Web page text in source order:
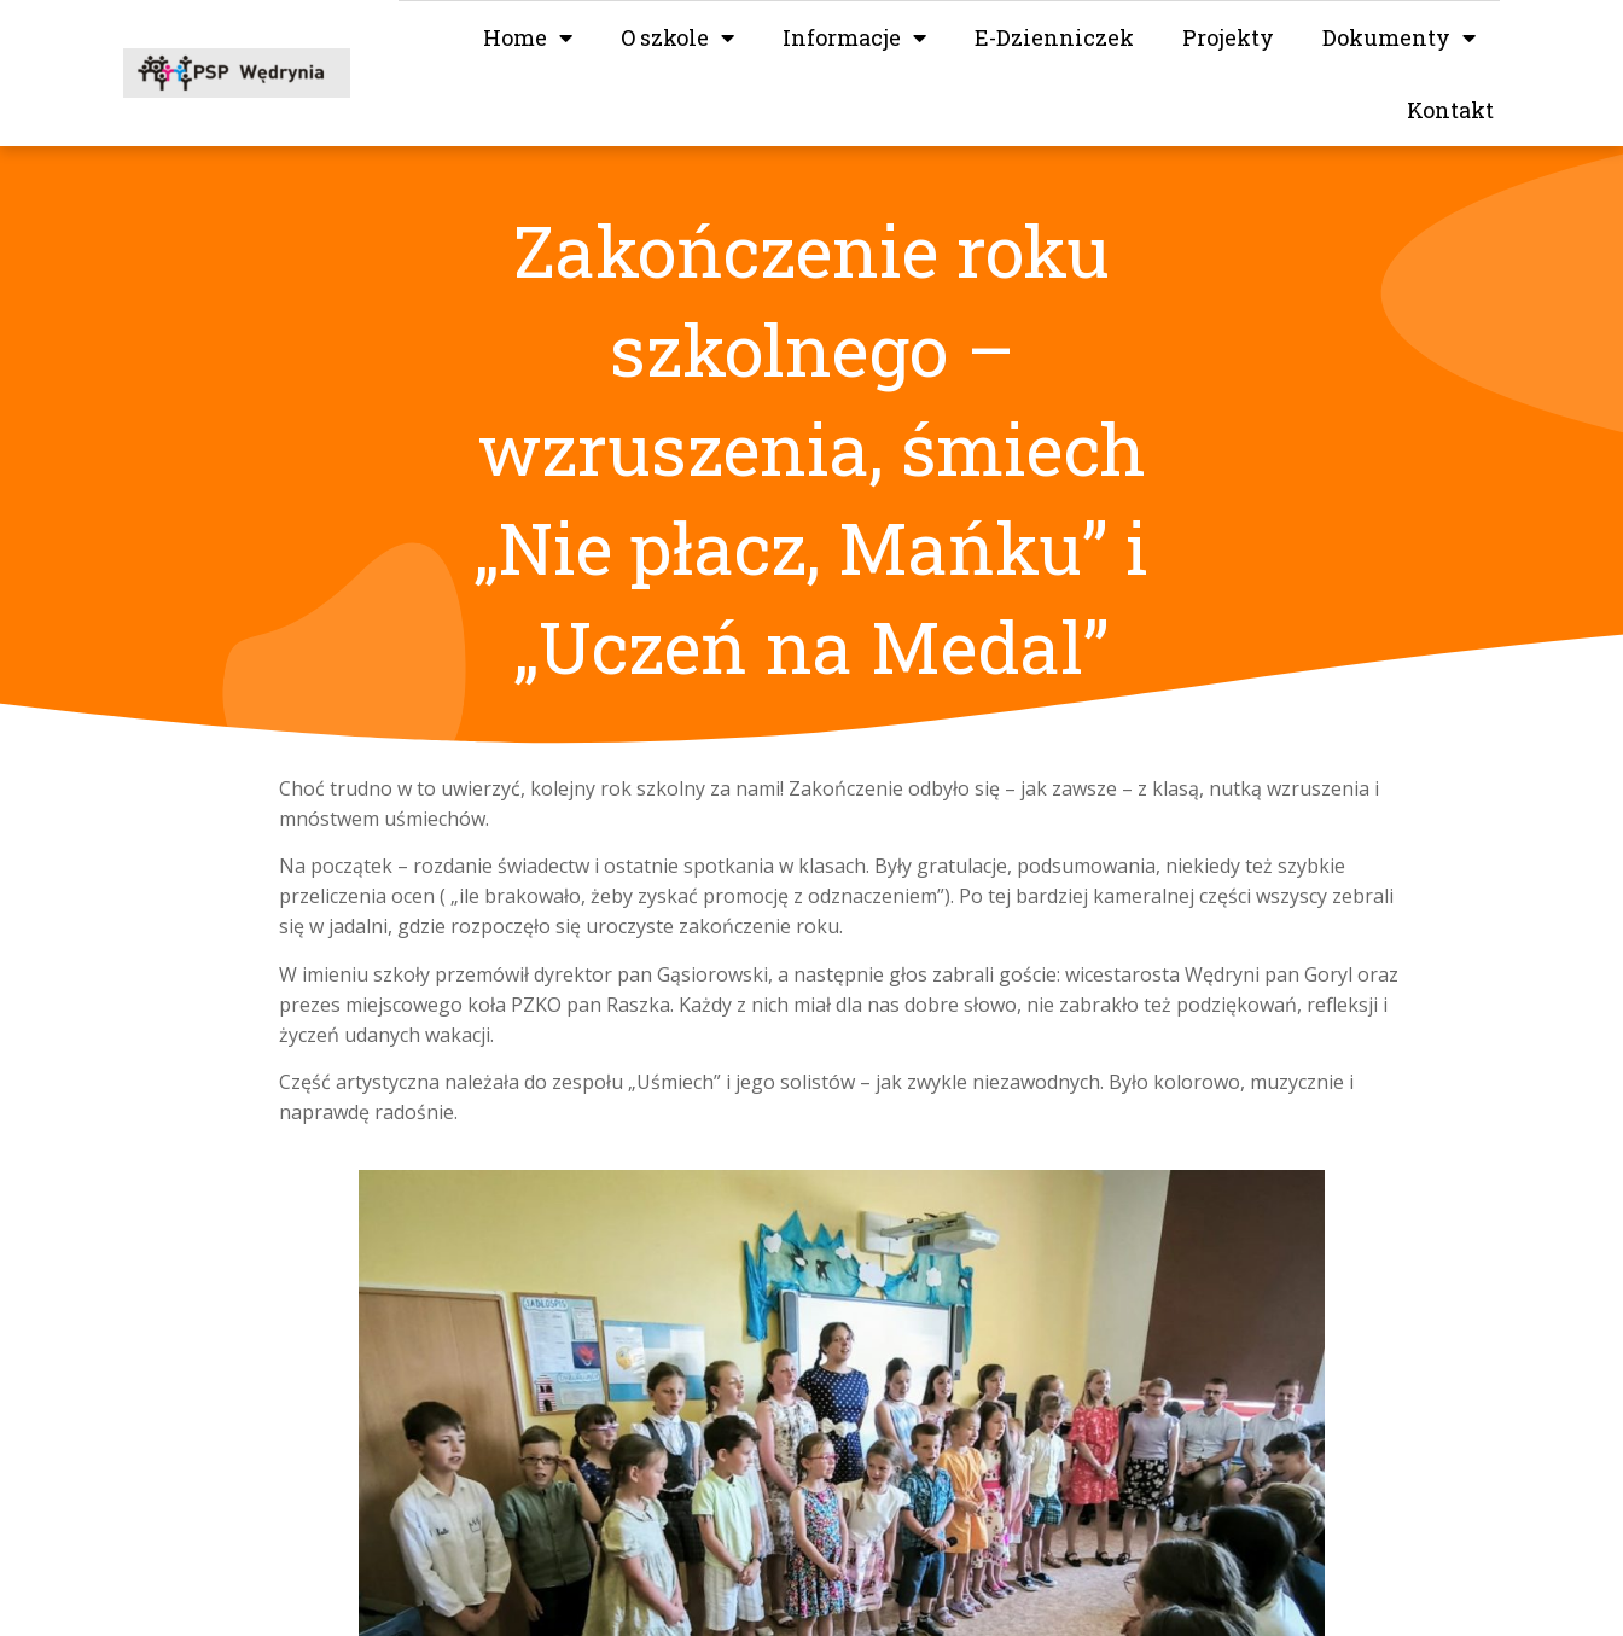
Home O szkole Informacje E-Dzienniczek Projekty Dokumenty
Kontakt
Zakończenie roku
szkolnego –
wzruszenia, śmiech
„Nie płacz, Mańku” i
„Uczeń na Medal”
Choć trudno w to uwierzyć, kolejny rok szkolny za nami! Zakończenie odbyło się – jak zawsze – z klasą, nutką wzruszenia i
mnóstwem uśmiechów.
Na początek – rozdanie świadectw i ostatnie spotkania w klasach. Były gratulacje, podsumowania, niekiedy też szybkie
przeliczenia ocen ( „ile brakowało, żeby zyskać promocję z odznaczeniem”). Po tej bardziej kameralnej części wszyscy zebrali
się w jadalni, gdzie rozpoczęło się uroczyste zakończenie roku.
W imieniu szkoły przemówił dyrektor pan Gąsiorowski, a następnie głos zabrali goście: wicestarosta Wędryni pan Goryl oraz
prezes miejscowego koła PZKO pan Raszka. Każdy z nich miał dla nas dobre słowo, nie zabrakło też podziękowań, refleksji i
życzeń udanych wakacji.
Część artystyczna należała do zespołu „Uśmiech” i jego solistów – jak zwykle niezawodnych. Było kolorowo, muzycznie i
naprawdę radośnie.